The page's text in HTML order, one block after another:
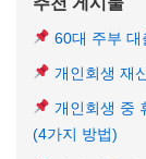
60대 주부 대
개인회생 재
개인회생 중
(4가지 방법)